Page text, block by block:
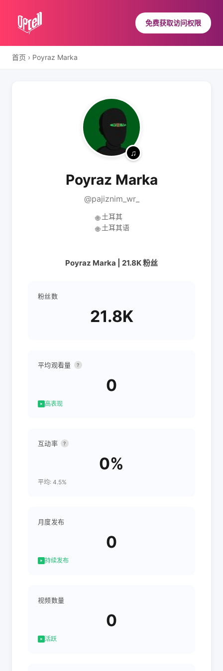
免费获取访问权限
首页 › Poyraz Marka
Poyraz Marka
@pajiznim_wr_
🌐 土耳其
🌐 土耳其语
Poyraz Marka | 21.8K 粉丝
粉丝数
21.8K
平均观看量 ?
0
高表现
互动率 ?
0%
平均: 4.5%
月度发布
0
持续发布
视频数量
0
活跃